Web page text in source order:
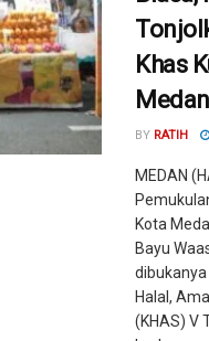
Khas
Medan
BY RATIH
MEDAN
Kota
Bayu
Halal,
(KHAS) V